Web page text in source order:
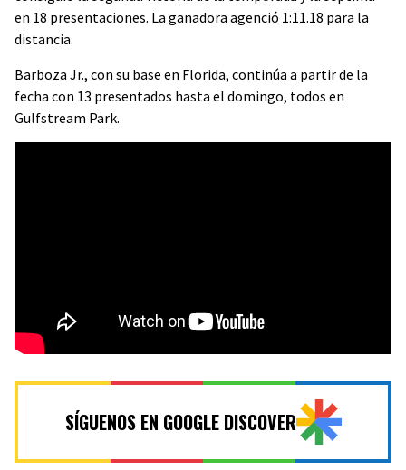
en 18 presentaciones. La ganadora agenció 1:11.18 para la
distancia.
Barboza Jr., con su base en Florida, continúa a partir de la
fecha con 13 presentados hasta el domingo, todos en
Gulfstream Park.
SÍGUENOS EN GOOGLE DISCOVER